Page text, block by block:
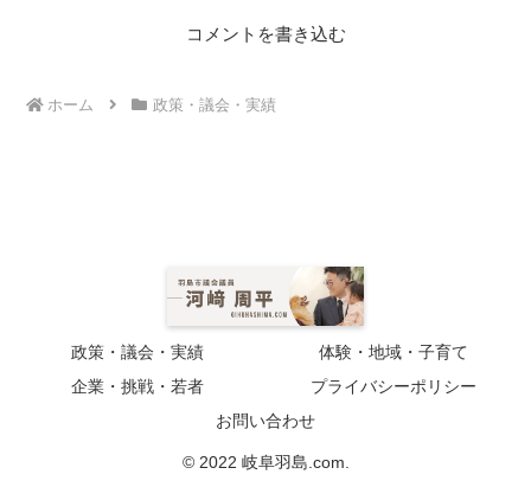
コメントを書き込む
ホーム 政策・議会・実績
政策・議会・実績
体験・地域・子育て
企業・挑戦・若者
プライバシーポリシー
お問い合わせ
© 2022 岐阜羽島.com.